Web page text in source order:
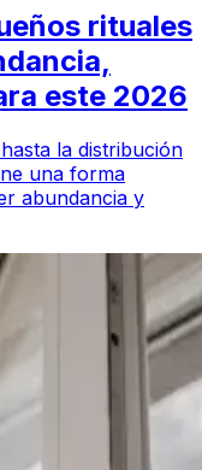
rituales
este 2026
la distribución
una forma
abundancia y